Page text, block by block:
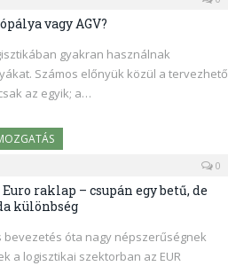
vagy AGV?
gyakran használnak
Számos előnyük közül a tervezhető
az egyik; a…
0
Euro raklap – csupán egy betű, de
különbség
bevezetés óta nagy népszerűségnek
a logisztikai szektorban az EUR